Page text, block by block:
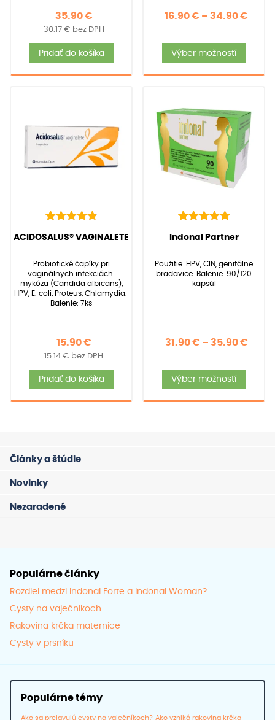
35.90€
30.17 € bez DPH
Pridať do košíka
16.90€ – 34.90€
Výber možností
má
si
4.95
základe
zákazníckych
recenzií
(22recenzií zákazníkov)
ACIDOSALUS® VAGINALETE
Probiotické čapíky pri
vaginálnych infekciách:
mykóza (Candida albicans),
HPV, E. coli, Proteus, Chlamydia.
Balenie: 7ks
15.90€
15.14 € bez DPH
Pridať do košíka
5.00
základe
zákazníckych
recenzií
recenzií zákazníkov)
Indonal Partner
Použitie: HPV, CIN, genitálne
bradavice. Balenie: 90/120
kapsúl
31.90€ – 35.90€Price
Výber možností
má
Články a štúdie
Novinky
Nezaradené
Populárne články
Rozdiel medzi Indonal Forte a Indonal Woman?
Cysty na vaječníkoch
Rakovina krčka maternice
Cysty v prsníku
Populárne témy
Ako sa prejavujú cysty na vaječníkoch? Ako vzniká rakovina krčka